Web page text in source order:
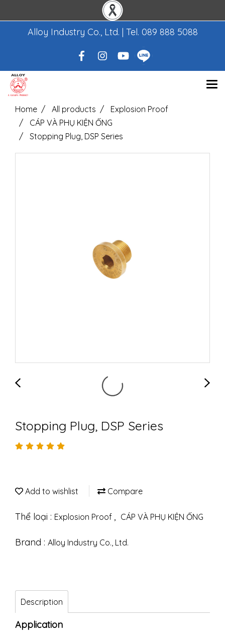
Alloy Industry Co., Ltd. | Tel. 089 888 5088
Home All products
Explosion Proof
CÁP VÀ PHỤ KIỆN ỐNG
Stopping Plug, DSP Series
Stopping Plug, DSP Series
Add to wishlist Compare
Thể loại : Explosion Proof , CÁP VÀ PHỤ KIỆN ỐNG
Brand : Alloy Industry Co., Ltd.
Description
Application